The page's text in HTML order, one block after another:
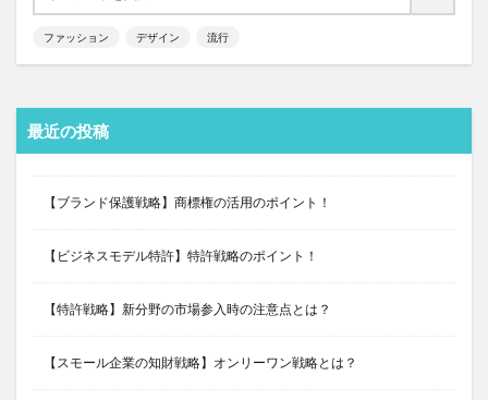
ファッション デザイン 流行
最近の投稿
【ブランド保護戦略】商標権の活用のポイント！
【ビジネスモデル特許】特許戦略のポイント！
【特許戦略】新分野の市場参入時の注意点とは？
【スモール企業の知財戦略】オンリーワン戦略とは？